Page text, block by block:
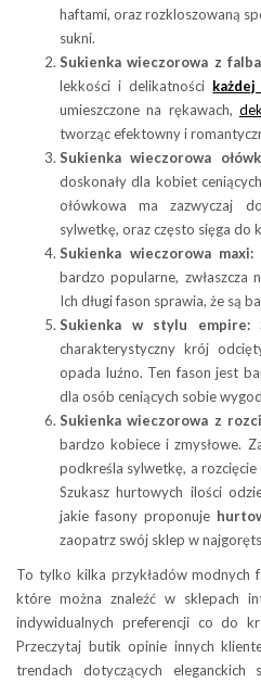
haftami, oraz rozkloszowaną
sukni.
Sukienka wieczorowa z
lekkości i delikatności
umieszczone na rękawach,
tworząc efektowny i
Sukienka wieczorowa
doskonały dla kobiet
ołówkowa ma zazwyczaj
sylwetkę, oraz często sięga do
Sukienka wieczorowa maxi:
bardzo popularne, zwłaszcza
Ich długi fason sprawia, że są
Sukienka w stylu empire:
charakterystyczny krój
opada luźno. Ten fason jest
dla osób ceniących sobie
Sukienka wieczorowa z
bardzo kobiece i zmysłowe.
podkreśla sylwetkę, a
Szukasz hurtowych ilości
jakie fasony proponuje
zaopatrz swój sklep w
To tylko kilka przykładów modnych
które można znaleźć w sklepach
indywidualnych preferencji co do
Przeczytaj butik opinie innych
trendach dotyczących